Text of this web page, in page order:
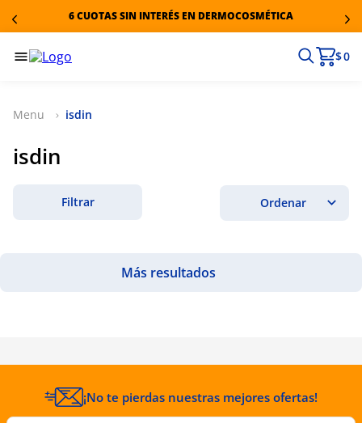
6 CUOTAS SIN INTERÉS EN DERMOCOSMÉTICA
$ 0
isdin
isdin
Filtrar
¡No te pierdas nuestras mejores ofertas!